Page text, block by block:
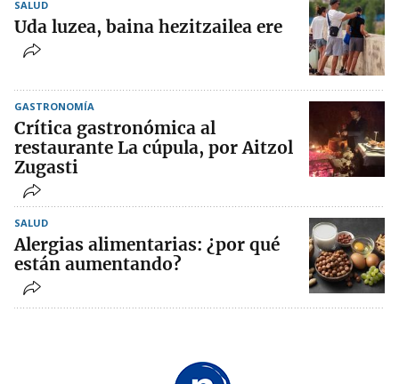
SALUD
Uda luzea, baina hezitzailea ere
GASTRONOMÍA
Crítica gastronómica al
restaurante La cúpula, por Aitzol
Zugasti
SALUD
Alergias alimentarias: ¿por qué
están aumentando?